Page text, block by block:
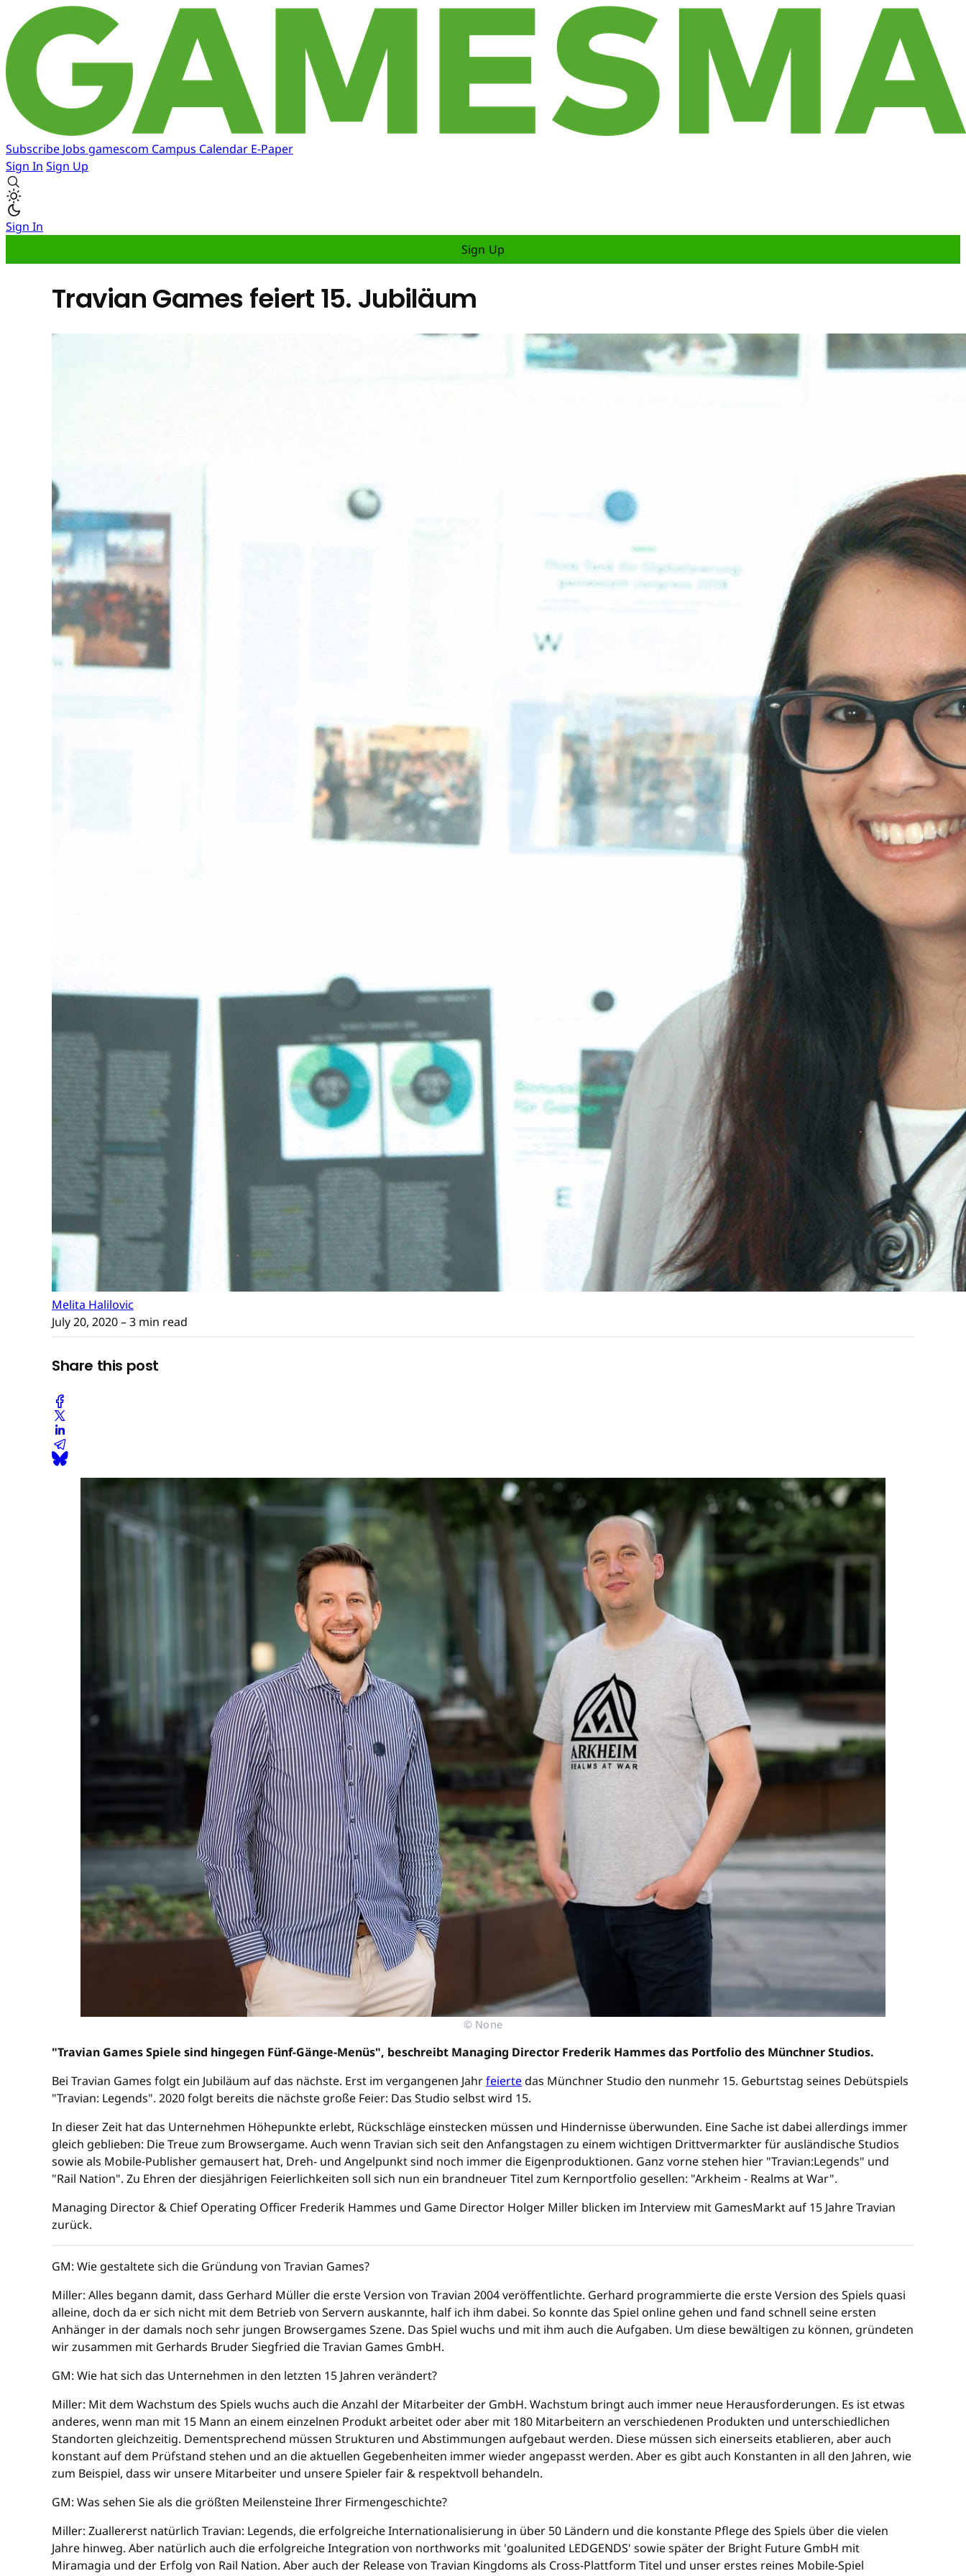
Subscribe Jobs gamescom Campus Calendar E-Paper
Sign In Sign Up
Sign In
Sign Up
Travian Games feiert 15. Jubiläum
Melita Halilovic
July 20, 2020– 3 min read
Share this post
© None
"Travian Games Spiele sind hingegen Fünf-Gänge-Menüs", beschreibt Managing Director Frederik Hammes das Portfolio des Münchner Studios.
Bei Travian Games folgt ein Jubiläum auf das nächste. Erst im vergangenen Jahrfeiertedas Münchner Studio den nunmehr 15. Geburtstag seines Debütspiels
"Travian: Legends". 2020 folgt bereits die nächste große Feier: Das Studio selbst wird 15.
In dieser Zeit hat das Unternehmen Höhepunkte erlebt, Rückschläge einstecken müssen und Hindernisse überwunden. Eine Sache ist dabei allerdings immer
gleich geblieben: Die Treue zum Browsergame. Auch wenn Travian sich seit den Anfangstagen zu einem wichtigen Drittvermarkter für ausländische Studios
sowie als Mobile-Publisher gemausert hat, Dreh- und Angelpunkt sind noch immer die Eigenproduktionen. Ganz vorne stehen hier "Travian:Legends" und
"Rail Nation". Zu Ehren der diesjährigen Feierlichkeiten soll sich nun ein brandneuer Titel zum Kernportfolio gesellen: "Arkheim - Realms at War".
Managing Director & Chief Operating Officer Frederik Hammes und Game Director Holger Miller blicken im Interview mit GamesMarkt auf 15 Jahre Travian
zurück.
GM: Wie gestaltete sich die Gründung von Travian Games?
Miller: Alles begann damit, dass Gerhard Müller die erste Version von Travian 2004 veröffentlichte. Gerhard programmierte die erste Version des Spiels quasi
alleine, doch da er sich nicht mit dem Betrieb von Servern auskannte, half ich ihm dabei. So konnte das Spiel online gehen und fand schnell seine ersten
Anhänger in der damals noch sehr jungen Browsergames Szene. Das Spiel wuchs und mit ihm auch die Aufgaben. Um diese bewältigen zu können, gründeten
wir zusammen mit Gerhards Bruder Siegfried die Travian Games GmbH.
GM: Wie hat sich das Unternehmen in den letzten 15 Jahren verändert?
Miller: Mit dem Wachstum des Spiels wuchs auch die Anzahl der Mitarbeiter der GmbH. Wachstum bringt auch immer neue Herausforderungen. Es ist etwas
anderes, wenn man mit 15 Mann an einem einzelnen Produkt arbeitet oder aber mit 180 Mitarbeitern an verschiedenen Produkten und unterschiedlichen
Standorten gleichzeitig. Dementsprechend müssen Strukturen und Abstimmungen aufgebaut werden. Diese müssen sich einerseits etablieren, aber auch
konstant auf dem Prüfstand stehen und an die aktuellen Gegebenheiten immer wieder angepasst werden. Aber es gibt auch Konstanten in all den Jahren, wie
zum Beispiel, dass wir unsere Mitarbeiter und unsere Spieler fair & respektvoll behandeln.
GM: Was sehen Sie als die größten Meilensteine Ihrer Firmengeschichte?
Miller: Zuallererst natürlich Travian: Legends, die erfolgreiche Internationalisierung in über 50 Ländern und die konstante Pflege des Spiels über die vielen
Jahre hinweg. Aber natürlich auch die erfolgreiche Integration von northworks mit 'goalunited LEDGENDS' sowie später der Bright Future GmbH mit
Miramagia und der Erfolg von Rail Nation. Aber auch der Release von Travian Kingdoms als Cross-Plattform Titel und unser erstes reines Mobile-Spiel